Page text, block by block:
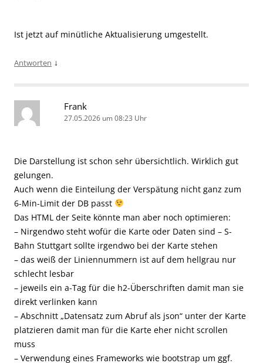
Ist jetzt auf minütliche Aktualisierung umgestellt.
Antworten ↓
Frank
27.05.2026 um 08:23 Uhr
Die Darstellung ist schon sehr übersichtlich. Wirklich gut
gelungen.
Auch wenn die Einteilung der Verspätung nicht ganz zum
6-Min-Limit der DB passt
Das HTML der Seite könnte man aber noch optimieren:
– Nirgendwo steht wofür die Karte oder Daten sind – S-
Bahn Stuttgart sollte irgendwo bei der Karte stehen
– das weiß der Liniennummern ist auf dem hellgrau nur
schlecht lesbar
– jeweils ein a-Tag für die h2-Überschriften damit man sie
direkt verlinken kann
– Abschnitt „Datensatz zum Abruf als json“ unter der Karte
platzieren damit man für die Karte eher nicht scrollen
muss
– Verwendung eines Frameworks wie bootstrap um ggf.